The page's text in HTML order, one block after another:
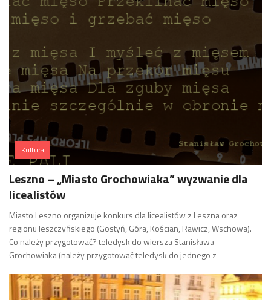
Kultura
Leszno – „Miasto Grochowiaka” wyzwanie dla
licealistów
Miasto Leszno organizuje konkurs dla licealistów z Leszna oraz
regionu leszczyńskiego (Gostyń, Góra, Kościan, Rawicz, Wschowa).
Co należy przygotować? teledysk do wiersza Stanisława
Grochowiaka (należy przygotować teledysk do jednego z